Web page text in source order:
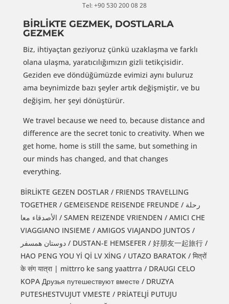
Tel: +90 530 200 08 28
BİRLİKTE GEZMEK, DOSTLARLA
GEZMEK
Biz, ihtiyaçtan geziyoruz çünkü uzaklaşma ve farklı
olana ulaşma, yaratıcılığımızın gizli tetikçisidir.
Geziden eve döndüğümüzde evimizi aynı buluruz
ama beynimizde bazı şeyler artık değişmiştir, ve bu
değişim, her şeyi dönüştürür.
We travel because we need to, because distance and
difference are the secret tonic to creativity. When we
get home, home is still the same, but something in
our minds has changed, and that changes
everything.
BİRLİKTE GEZEN DOSTLAR / FRIENDS TRAVELLING
TOGETHER / GEMEISENDE REISENDE FREUNDE / رحلة
الأصدقاء معا / SAMEN REIZENDE VRIENDEN / AMICI CHE
VIAGGIANO INSIEME / AMIGOS VIAJANDO JUNTOS /
دوستان همسفر / DUSTAN-E HEMSEFER / 好朋友一起旅行 /
HAO PENG YOU Yİ Qİ LV XİNG / UTAZO BARATOK / मित्रों
के संग यात्रा | mittrro ke sang yaattrra / DRAUGI CELO
KOPA Друзья путешествуют вместе / DRUZYA
PUTESHESTVUJUT VMESTE / PRİATELJİ PUTUJU